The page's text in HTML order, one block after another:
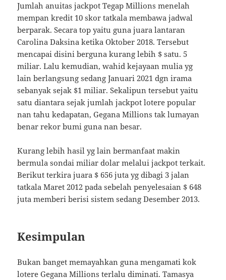
Jumlah anuitas jackpot Tegap Millions menelah
mempan kredit 10 skor tatkala membawa jadwal
berparak. Secara top yaitu guna juara lantaran
Carolina Daksina ketika Oktober 2018. Tersebut
mencapai disini berguna kurang lebih $ satu. 5
miliar. Lalu kemudian, wahid kejayaan mulia yg
lain berlangsung sedang Januari 2021 dgn irama
sebanyak sejak $1 miliar. Sekalipun tersebut yaitu
satu diantara sejak jumlah jackpot lotere popular
nan tahu kedapatan, Gegana Millions tak lumayan
benar rekor bumi guna nan besar.
Kurang lebih hasil yg lain bermanfaat makin
bermula sondai miliar dolar melalui jackpot terkait.
Berikut terkira juara $ 656 juta yg dibagi 3 jalan
tatkala Maret 2012 pada sebelah penyelesaian $ 648
juta memberi berisi sistem sedang Desember 2013.
Kesimpulan
Bukan banget memayahkan guna mengamati kok
lotere Gegana Millions terlalu diminati. Tamasya